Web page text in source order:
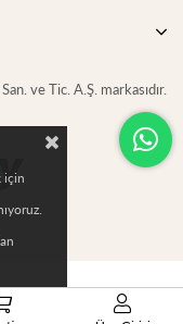
ve Tic. A.Ş. markasıdır.
için